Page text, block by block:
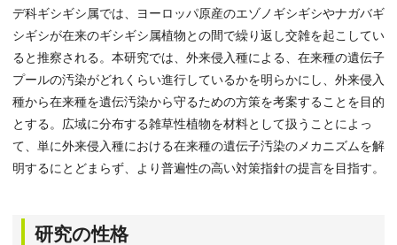
デ科ギシギシ属では、ヨーロッパ原産のエゾノギシギシやナガバギ
シギシが在来のギシギシ属植物との間で繰り返し交雑を起こしてい
ると推察される。本研究では、外来侵入種による、在来種の遺伝子
プールの汚染がどれくらい進行しているかを明らかにし、外来侵入
種から在来種を遺伝汚染から守るための方策を考案することを目的
とする。広域に分布する雑草性植物を材料として扱うことによっ
て、単に外来侵入種における在来種の遺伝子汚染のメカニズムを解
明するにとどまらず、より普遍性の高い対策指針の提言を目指す。
研究の性格